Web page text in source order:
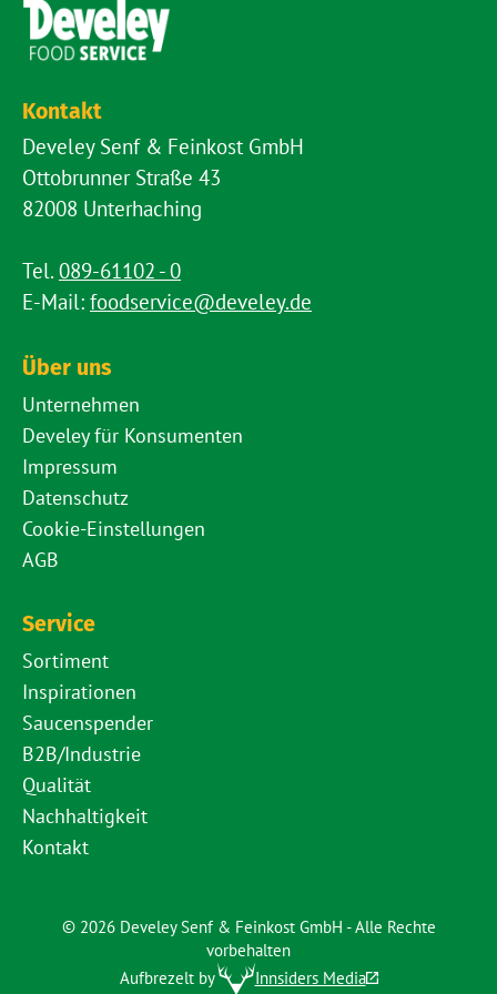
Kontakt
Develey Senf & Feinkost GmbH
Ottobrunner Straße 43
82008 Unterhaching
Tel. 089-61102 - 0
E-Mail: foodservice@develey.de
Über uns
Unternehmen
Develey für Konsumenten
Impressum
Datenschutz
Cookie-Einstellungen
AGB
Service
Sortiment
Inspirationen
Saucenspender
B2B/Industrie
Qualität
Nachhaltigkeit
Kontakt
© 2026 Develey Senf & Feinkost GmbH - Alle Rechte
vorbehalten
Aufbrezelt by
Innsiders Media